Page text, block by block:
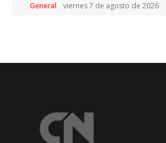
General viernes 7 de agosto de 2026